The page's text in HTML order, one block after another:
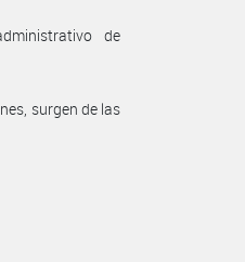
de
surgen de las